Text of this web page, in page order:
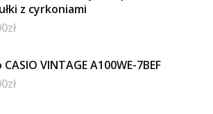
z cyrkoniami
zł
CASIO VINTAGE A100WE-7BEF
zł